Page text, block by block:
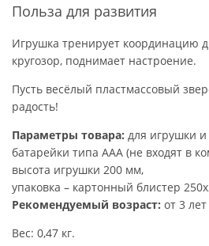
Польза для развития
Игрушка тренирует координацию
кругозор, поднимает настроение.
Пусть весёлый пластмассовый
радость!
Параметры товара: для игрушки
батарейки типа ААА (не входят в
высота игрушки 200 мм,
упаковка – картонный блистер
Рекомендуемый возраст: от 3 лет
Вес: 0,47 кг.